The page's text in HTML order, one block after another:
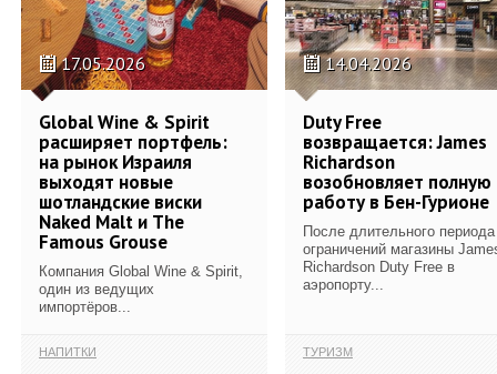
17.05.2026
Global Wine & Spirit
расширяет портфель:
на рынок Израиля
выходят новые
шотландские виски
Naked Malt и The
Famous Grouse
Компания Global Wine & Spirit,
один из ведущих
импортёров...
НАПИТКИ
14.04.2026
Duty Free
возвращается: James
Richardson
возобновляет полную
работу в Бен-Гурионе
После длительного периода
ограничений магазины
Richardson Duty Free в
аэропорту...
ТУРИЗМ